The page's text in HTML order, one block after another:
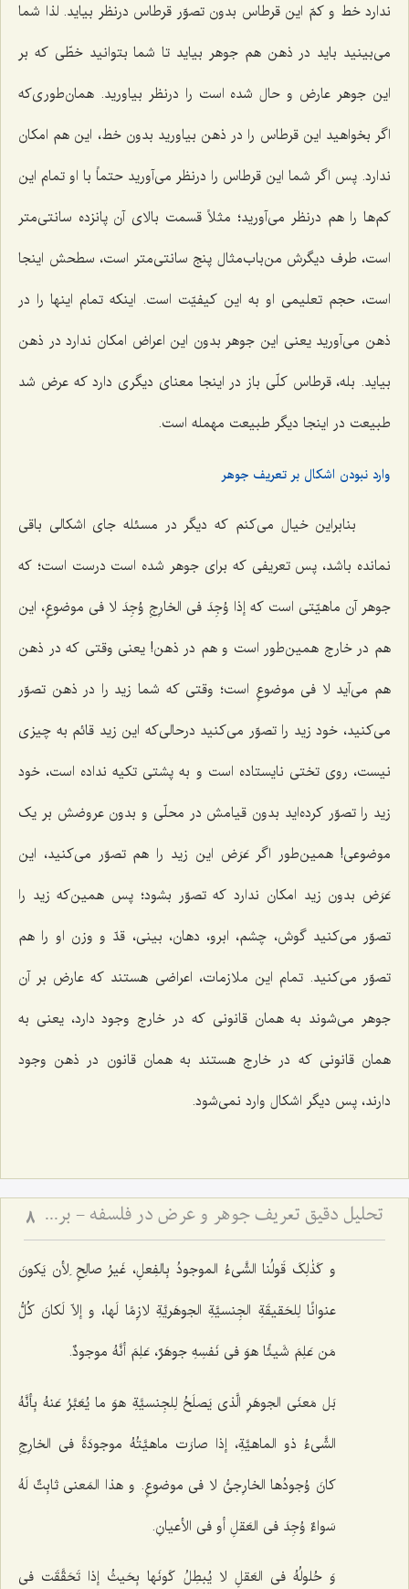
ندارد خط و کمّ این قرطاس بدون تصوّر قرطاس درنظر بیاید. لذا شما
مى‌بینید باید در ذهن هم جوهر بیاید تا شما بتوانید خطّى که بر
این جوهر عارض و حال شده است را درنظر بیاورید. همان‌طوری‌که
اگر بخواهید این قرطاس را در ذهن بیاورید بدون خط، این هم امکان
ندارد. پس اگر شما این قرطاس را درنظر مى‌آورید حتماً با او تمام این
کم‌ها را هم درنظر می‌آورید؛ مثلاً قسمت بالای آن پانزده سانتی‌متر
است، طرف دیگرش من‌باب‌مثال پنج سانتی‌متر است، سطحش اینجا
است، حجم تعلیمى او به این کیفیّت است. اینکه تمام اینها را در
ذهن مى‌آورید یعنى این جوهر بدون این اعراض امکان ندارد در ذهن
بیاید. بله، قرطاس کلّى باز در اینجا معناى دیگرى دارد که عرض شد
طبیعت در اینجا دیگر طبیعت مهمله است.
وارد نبودن اشکال بر تعریف جوهر
بنابراین خیال مى‌کنم که دیگر در مسئله جاى اشکالى باقی
نمانده باشد، پس تعریفى که برای جوهر شده است درست است؛ که
جوهر آن ماهیّتى است که إذا وُجِدَ فى الخارِجِ وُجِدَ لا فى موضوعٍ، این
هم در خارج همین‌طور است و هم در ذهن! یعنی وقتى که در ذهن
هم مى‌آید لا فى موضوعٍ است؛ وقتى که شما زید را در ذهن تصوّر
مى‌کنید، خود زید را تصوّر مى‌کنید درحالی‌که این زید قائم به چیزى
نیست، روى تختی نایستاده است و به پشتى تکیه نداده است، خود
زید را تصوّر کرده‌اید بدون قیامش در محلّى و بدون عروضش بر یک
موضوعى! همین‌طور اگر عَرَض این زید را هم تصوّر مى‌کنید، این
عَرَض بدون زید امکان ندارد که تصوّر بشود؛ پس همین‌که زید را
تصوّر مى‌کنید گوش، چشم، ابرو، دهان، بینى، قدّ و وزن او را هم
تصوّر مى‌کنید. تمام این ملازمات، اعراضى هستند که عارض بر آن
جوهر مى‌شوند به همان قانونى که در خارج وجود دارد، یعنی به
همان قانونی که در خارج هستند به همان قانون در ذهن وجود
دارند، پس دیگر اشکال وارد نمى‌شود.
تحلیل دقیق تعریف جوهر و عرض در فلسفه - بررسی نسبت وجود ذهنی با ماهیت جوهری و عرضی 8
و کَذٰلِکَ قَولُنا الشَّی‌ءُ الموجودُ بِالفِعلِ، غَیرُ صالِحٍ لِأن یَکونَ
عنوانًا لِلحَقیقَةِ الجِنسیَّةِ الجوهَریَّةِ لازِمًا لَها، و إلاّ لَکانَ کُلُّ
مَن عَلِمَ شَیئًا هوَ فی نَفسِهِ جوهَرٌ، عَلِمَ أنَّهُ موجودٌ.
بَل مَعنَى الجوهَرِ الَّذی یَصلَحُ لِلجِنسیَّةِ هوَ ما یُعَبَّرُ عَنهُ بِأنَّهُ
الشَّی‌ءُ ذو الماهیَّةِ، إذا صارَت ماهیَّتُهُ موجودَةً فی الخارِجِ
کانَ وُجودُها الخارِجیُّ لا فی موضوعٍ. و هذا المَعنى ثابِتٌ لَهُ
سَواءٌ وُجِدَ فی العَقلِ أو فی الأعیانِ.
وَ حُلولُهُ فی العَقلِ لا یُبطِلُ کَونَها بِحَیثُ إذا تَحَقَّقَت فی